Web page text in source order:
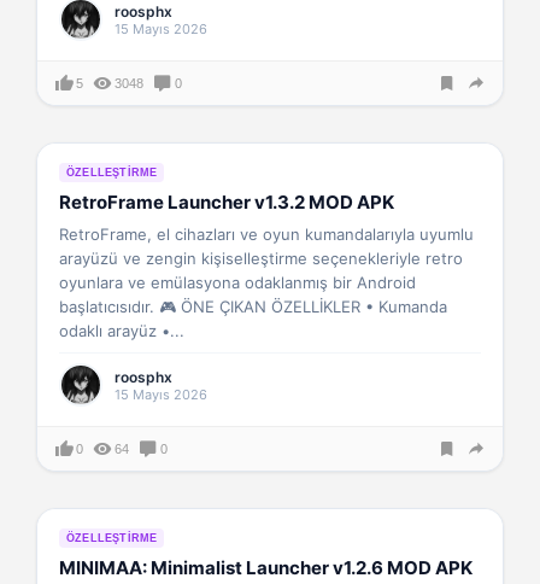
roosphx
15 Mayıs 2026
5 3048 0
ÖZELLEŞTIRME
RetroFrame Launcher v1.3.2 MOD APK
RetroFrame, el cihazları ve oyun kumandalarıyla uyumlu
arayüzü ve zengin kişiselleştirme seçenekleriyle retro
oyunlara ve emülasyona odaklanmış bir Android
başlatıcısıdır. 🎮 ÖNE ÇIKAN ÖZELLİKLER • Kumanda
odaklı arayüz •...
roosphx
15 Mayıs 2026
0 64 0
ÖZELLEŞTIRME
MINIMAA: Minimalist Launcher v1.2.6 MOD APK